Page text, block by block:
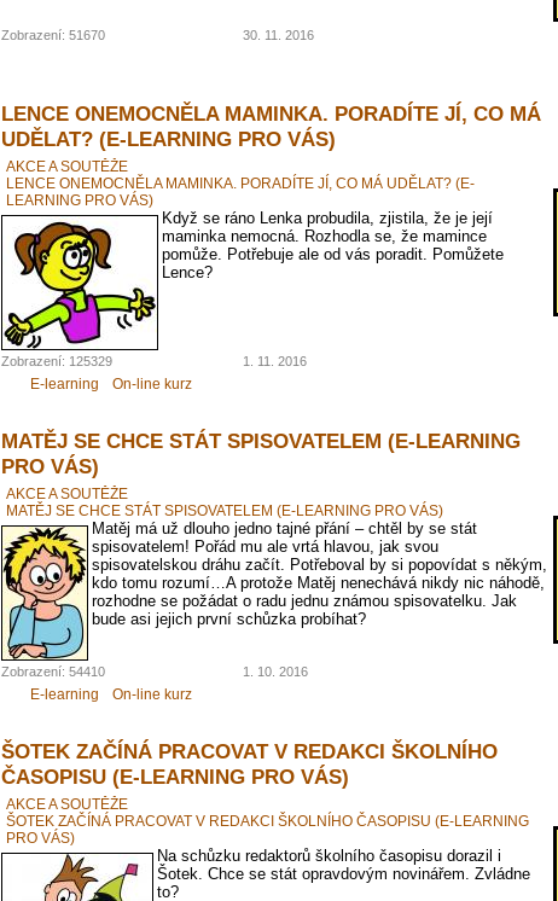
Zobrazení: 51670 30. 11. 2016
LENCE ONEMOCNĚLA MAMINKA. PORADÍTE JÍ, CO MÁ
UDĚLAT? (E-LEARNING PRO VÁS)
AKCE A SOUTĚŽE
LENCE ONEMOCNĚLA MAMINKA. PORADÍTE JÍ, CO MÁ UDĚLAT? (E-
LEARNING PRO VÁS)
Když se ráno Lenka probudila, zjistila, že je její
maminka nemocná. Rozhodla se, že mamince
pomůže. Potřebuje ale od vás poradit. Pomůžete
Lence?
Zobrazení: 125329 1. 11. 2016
E-learning On-line kurz
MATĚJ SE CHCE STÁT SPISOVATELEM (E-LEARNING
PRO VÁS)
AKCE A SOUTĚŽE
MATĚJ SE CHCE STÁT SPISOVATELEM (E-LEARNING PRO VÁS)
Matěj má už dlouho jedno tajné přání – chtěl by se stát
spisovatelem! Pořád mu ale vrtá hlavou, jak svou
spisovatelskou dráhu začít. Potřeboval by si popovídat s někým,
kdo tomu rozumí…A protože Matěj nenechává nikdy nic náhodě,
rozhodne se požádat o radu jednu známou spisovatelku. Jak
bude asi jejich první schůzka probíhat?
Zobrazení: 54410 1. 10. 2016
E-learning On-line kurz
ŠOTEK ZAČÍNÁ PRACOVAT V REDAKCI ŠKOLNÍHO
ČASOPISU (E-LEARNING PRO VÁS)
AKCE A SOUTĚŽE
ŠOTEK ZAČÍNÁ PRACOVAT V REDAKCI ŠKOLNÍHO ČASOPISU (E-LEARNING
PRO VÁS)
Na schůzku redaktorů školního časopisu dorazil i
Šotek. Chce se stát opravdovým novinářem. Zvládne
to?